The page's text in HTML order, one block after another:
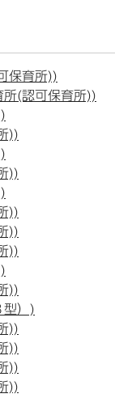
保育所))
所(認可保育所))
))
))
))
))
))
))
型）)
))
))
))
))